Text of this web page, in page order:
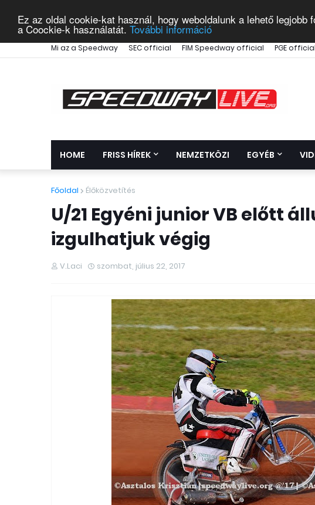
Ez az oldal cookie-kat használ, hogy weboldalunk a lehető
a Coockie-k használatát. További információ
Mi az a Speedway SEC official FIM Speedway official PGE official
HOME FRISS HÍREK NEMZETKÖZI EGYÉB
Főoldal Élőközvetítés
U/21 Egyéni junior VB előtt
izgulhatjuk végig
V.Laci szombat, július 22, 2017